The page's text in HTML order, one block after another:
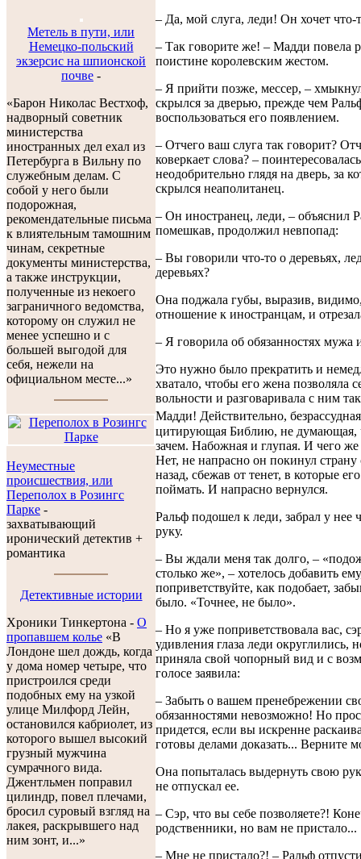
Метель в пути, или
Немецко-польский
экзерсис на шпионской
почве -
«Барон Николас Вестхоф,
надворный советник
министерства
иностранных дел ехал из
Петербурга в Вильну по
служебным делам. С
собой у него были
подорожная,
рекомендательные письма
к влиятельным тамошним
чинам, секретные
документы министерства,
а также инструкции,
полученные из некоего
заграничного ведомства,
которому он служил не
менее успешно и с
большей выгодой для
себя, нежели на
официальном месте...»
Неуместные
происшествия, или
Переполох в Розингс
Парке -
захватывающий
иронический детектив +
романтика
Детективные истории
Хроники Тинкертона - O
пропавшем колье «В
Лондоне шел дождь, когда
у дома номер четыре, что
пристроился среди
подобных ему на узкой
улице Милфорд Лейн,
остановился кабриолет, из
которого вышел высокий
грузный мужчина
сумрачного вида.
Джентльмен поправил
цилиндр, повел плечами,
бросил суровый взгляд на
лакея, раскрывшего над
ним зонт, и...»
– Да, мой слуга, леди! Он хочет что-
– Так говорите же! – Мадди повела
поистине королевским жестом.
– Я прийти позже, мессер, –
скрылся за дверью, прежде чем
воспользоваться его появлением.
– Отчего ваш слуга так говорит?
коверкает слова? –
неодобрительно глядя на дверь, за
скрылся неаполитанец.
– Он иностранец, леди, – объяснил
помешкав, продолжил невпопад:
– Вы говорили что-то о деревьях,
деревьях?
Она поджала губы, выразив,
отношение к иностранцам, и
– Я говорила об обязанностях мужа
Это нужно было прекратить и
хватало, чтобы его жена позволяла
вольности и разговаривала с ним
Мадди! Действительно, безрассудная
цитирующая Библию, не думающая,
зачем. Набожная и глупая. И чего
Нет, не напрасно он покинул страну
назад, сбежав от тенет, в которые
поймать. И напрасно вернулся.
Ральф подошел к леди, забрал у нее
руку.
– Вы ждали меня так долго, –
столько же», – хотелось добавить
поприветствуйте, как подобает,
было. «Точнее, не было».
– Но я уже поприветствовала вас,
удивления глаза леди округлились,
приняла свой чопорный вид и с
голосе заявила:
– Забыть о вашем пренебрежении
обязанностями невозможно! Но
придется, если вы искренне
готовы делами доказать... Верните
Она попыталась выдернуть свою
не отпускал ее.
– Сэр, что вы себе позволяете?!
родственники, но вам не пристало...
– Мне не пристало?! – Ральф